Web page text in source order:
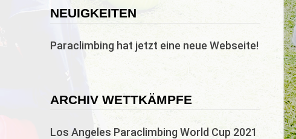
NEUIGKEITEN
Paraclimbing hat jetzt eine neue Webseite!
ARCHIV WETTKÄMPFE
Los Angeles Paraclimbing World Cup 2021